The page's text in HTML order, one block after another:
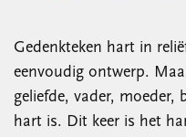
Gedenkteken hart in
eenvoudig ontwerp.
geliefde, vader,
hart is. Dit keer is het